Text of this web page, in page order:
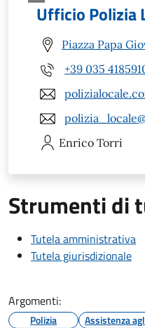
Ufficio Polizia
Piazza Papa
+39 035
Enrico Torri
Strumenti di
Tutela amministrativa
Tutela giurisdizionale
Argomenti:
Polizia Assistenza